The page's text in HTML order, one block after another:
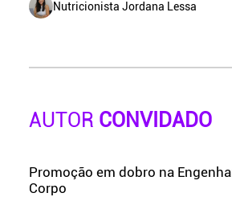
Nutricionista Jordana Lessa
AUTOR CONVIDADO
Promoção em dobro na
Corpo